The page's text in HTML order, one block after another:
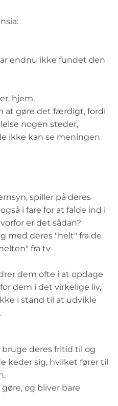
endnu ikke fundet den
hjem,
at gøre det færdigt, fordi
nogen steder,
ikke kan se meningen
spiller på deres
i fare for at falde ind i
er det sådan?
med deres "helt" fra de
fra tv-
dem ofte i at opdage
dem i det virkelige liv,
i stand til at udvikle
bruge deres fritid til og
keder sig, hvilket fører til
og bliver bare